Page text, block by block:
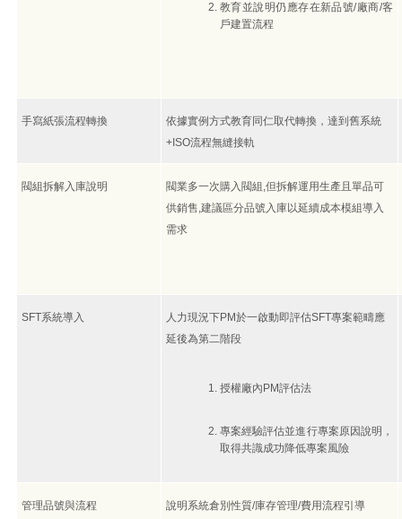
教育並說明仍應存在新品號/廠商/客
戶建置流程
手寫紙張流程轉換
依據實例方式教育同仁取代轉換，達到舊系統
+ISO流程無縫接軌
閥組拆解入庫說明
閥業多一次購入閥組,但拆解運用生產且單品可
供銷售,建議區分品號入庫以延續成本模組導入
需求
SFT系統導入
人力現況下PM於一啟動即評估SFT專案範疇應
延後為第二階段
授權廠內PM評估法
專案經驗評估並進行專案原因說明，
取得共識成功降低專案風險
管理品號與流程 說明系統倉別性質/庫存管理/費用流程引導